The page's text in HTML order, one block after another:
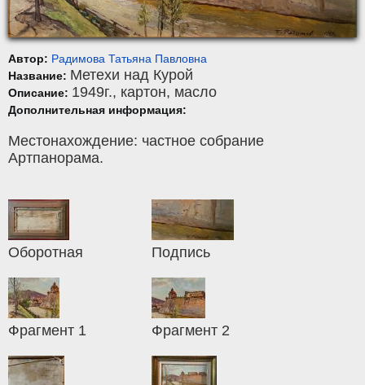
Автор: Радимова Татьяна Павловна
Название: Метехи над Курой
Описание: 1949г., картон, масло
Дополнительная информация:
Местонахождение: частное собрание
Артпанорама.
Оборотная Подпись
Фрагмент 1 Фрагмент 2